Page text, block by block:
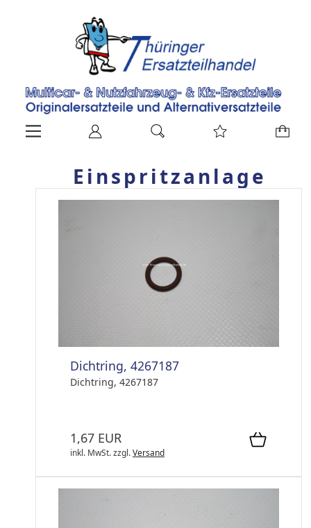
Einspritzanlage
Dichtring, 4267187
Dichtring, 4267187
1,67 EUR
inkl. MwSt.zzgl.Versand